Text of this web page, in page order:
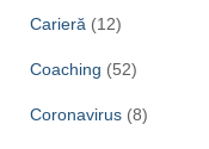
Carieră (12)
Coaching (52)
Coronavirus (8)